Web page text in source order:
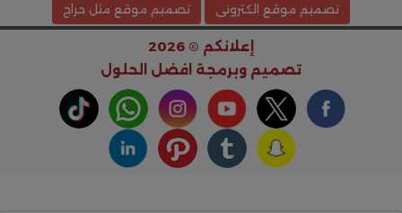
تصميم موقع الكترونى تصميم موقع مثل حراج
إعلانكم © 2026
تصميم وبرمجة افضل الحلول